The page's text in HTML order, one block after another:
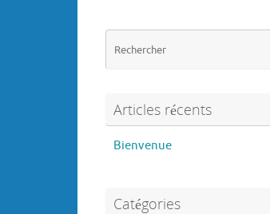
Articles récents
Bienvenue
Catégories